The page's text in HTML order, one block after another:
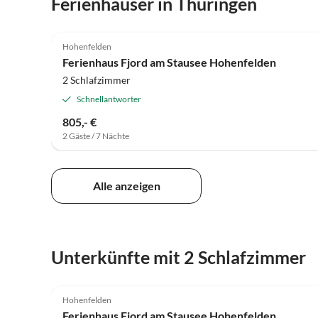
Hohenfelden
Ferienhaus Fjord am Stausee Hohenfelden
2 Schlafzimmer
Schnellantworter
805,- €
2 Gäste / 7 Nächte
Alle anzeigen
Unterkünfte mit 2 Schlafzimmer
Hohenfelden